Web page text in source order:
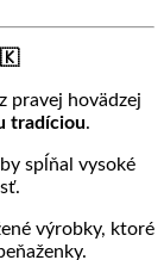
pravej hovädzej
tradíciou.
spĺňal vysoké
výrobky, ktoré